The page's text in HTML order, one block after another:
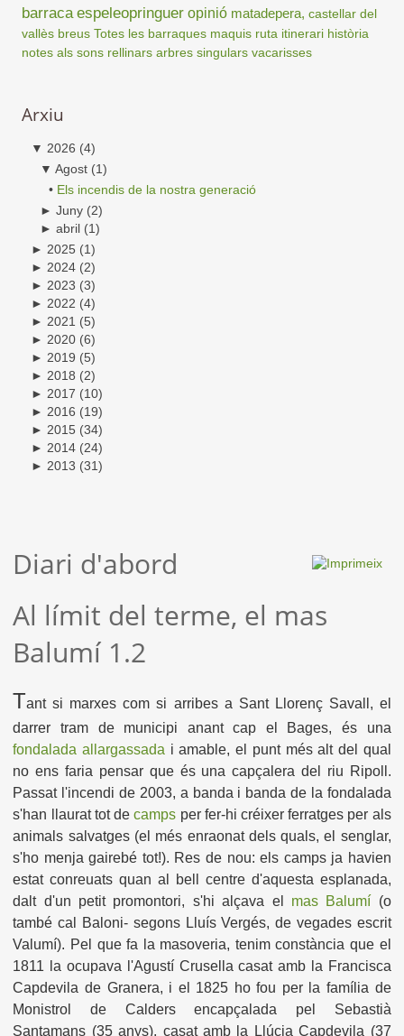
barraca espeleopringuer opinió matadepera,castellar del
vallès breus Totes les barraques maquis ruta itinerari història
notes als sons rellinars arbres singulars vacarisses
Arxiu
▼ 2026 (4)
▼ Agost (1)
• Els incendis de la nostra generació
► Juny (2)
► abril (1)
► 2025 (1)
► 2024 (2)
► 2023 (3)
► 2022 (4)
► 2021 (5)
► 2020 (6)
► 2019 (5)
► 2018 (2)
► 2017 (10)
► 2016 (19)
► 2015 (34)
► 2014 (24)
► 2013 (31)
Diari d'abord
Al límit del terme, el mas
Balumí 1.2
Tant si marxes com si arribes a Sant Llorenç Savall, el
darrer tram de municipi anant cap el Bages, és una
fondalada allargassada i amable, el punt més alt del qual
no ens faria pensar que és una capçalera del riu Ripoll.
Passat l'incendi de 2003, a banda i banda de la fondalada
s'han llaurat tot decamps per fer-hi créixer ferratges per als
animals salvatges (el més enraonat dels quals, el senglar,
s'ho menja gairebé tot!). Res de nou: els camps ja havien
estat conreuats quan al bell centre d'aquesta esplanada,
dalt d'un petit promontori, s'hi alçava el mas Balumí (o
també cal Baloni- segons Lluís Vergés, de vegades escrit
Valumí). Pel que fa la masoveria, tenim constància que el
1811 la ocupava l'Agustí Crusella casat amb la Francisca
Capdevila de Granera, i el 1825 ho fou per la família de
Monistrol de Calders encapçalada pel Sebastià
Santamans (35 anys), casat amb la Llúcia Capdevila (37